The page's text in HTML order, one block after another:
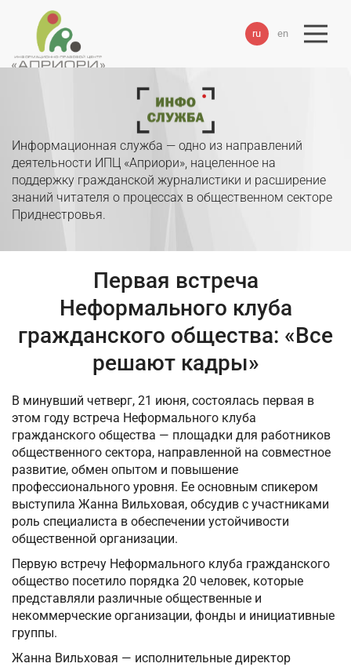
ru en
Информационная служба — одно из направлений
деятельности ИПЦ «Априори», нацеленное на
поддержку гражданской журналистики и расширение
знаний читателя о процессах в общественном секторе
Приднестровья.
Первая встреча
Неформального клуба
гражданского общества: «Все
решают кадры»
В минувший четверг, 21 июня, состоялась первая в
этом году встреча Неформального клуба
гражданского общества — площадки для работников
общественного сектора, направленной на совместное
развитие, обмен опытом и повышение
профессионального уровня. Ее основным спикером
выступила Жанна Вильховая, обсудив с участниками
роль специалиста в обеспечении устойчивости
общественной организации.
Первую встречу Неформального клуба гражданского
общество посетило порядка 20 человек, которые
представляли различные общественные и
некоммерческие организации, фонды и инициативные
группы.
Жанна Вильховая — исполнительные директор